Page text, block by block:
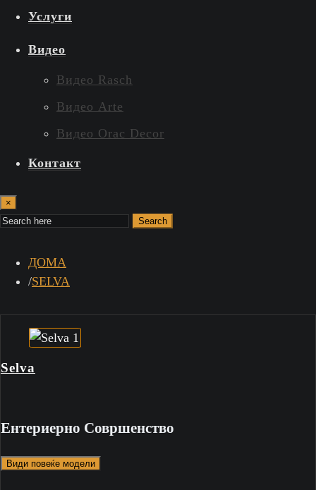
Услуги
Видео
Видео Rasch
Видео Arte
Видео Orac Decor
Контакт
×
Search
ДОМА
SELVA
Selva
Ентериерно Совршенство